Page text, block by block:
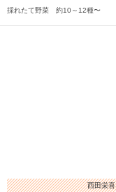
採れたて野菜 約10～12種〜
西田栄喜